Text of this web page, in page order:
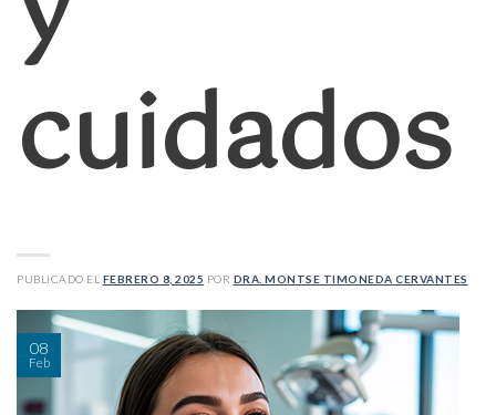
cuidados
PUBLICADO EL FEBRERO 8, 2025 POR DRA. MONTSE TIMONEDA CERVANTES
08
Feb